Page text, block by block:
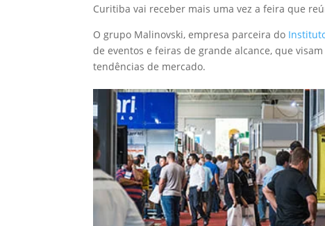
Curitiba vai receber mais uma vez a feira que
O grupo Malinovski, empresa parceira do
de eventos e feiras de grande alcance, que
tendências de mercado.